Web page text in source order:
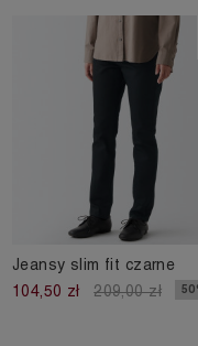
Jeansy slim fit czarne
104,50 zł
209,00 zł